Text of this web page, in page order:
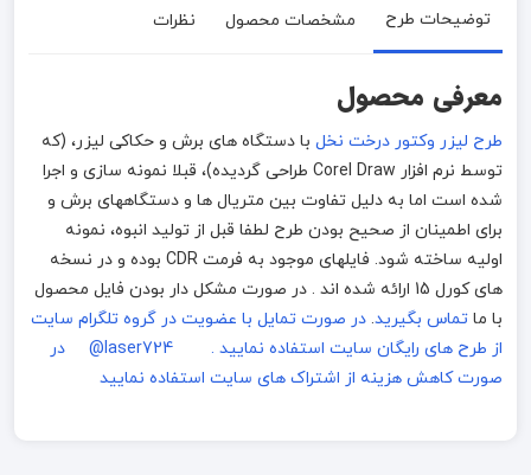
توضیحات طرح مشخصات محصول نظرات
معرفی محصول
طرح لیزر وکتور درخت نخل با دستگاه های برش و حکاکی لیزر، (که
توسط نرم افزار Corel Draw طراحی گردیده)، قبلا نمونه سازی و اجرا
شده است اما به دلیل تفاوت بین متریال ها و دستگاههای برش و
برای اطمینان از صحیح بودن طرح لطفا قبل از تولید انبوه، نمونه
اولیه ساخته شود. فایلهای موجود به فرمت CDR بوده و در نسخه
های کورل 15 ارائه شده اند . در صورت مشکل دار بودن فایل محصول
با ما تماس بگیرید. در صورت تمایل با عضویت در گروه تلگرام سایت
از طرح های رایگان سایت استفاده نمایید . laser724@
در
صورت کاهش هزینه از اشتراک های سایت استفاده نمایید